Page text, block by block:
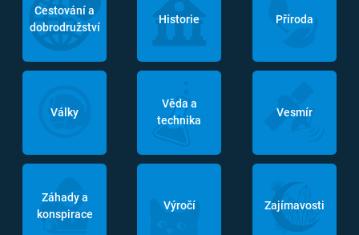
Cestování a
dobrodružství
Historie Příroda
Války
Věda a
technika
Vesmír
Záhady a
konspirace
Výročí Zajímavosti